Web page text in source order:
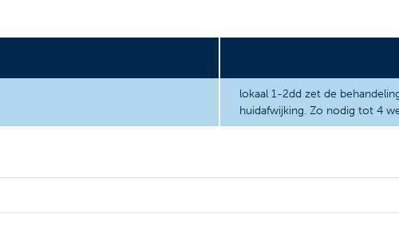
lokaal 1-2dd zet de
huidafwijking. Zo nodig tot 4